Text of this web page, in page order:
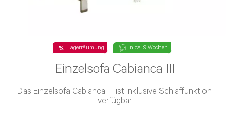
Lagerräumung In ca. 9 Wochen
Einzelsofa Cabianca III
Das Einzelsofa Cabianca III ist inklusive Schlaffunktion
verfügbar